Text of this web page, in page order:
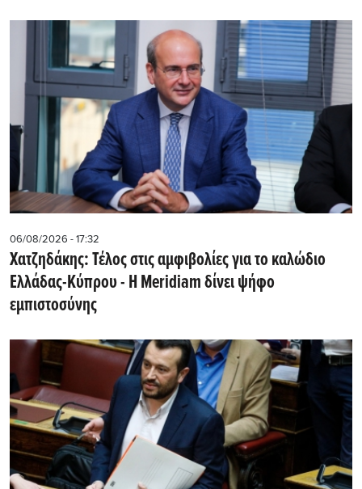
06/08/2026 - 17:32
Χατζηδάκης: Τέλος στις αμφιβολίες για το καλώδιο
Ελλάδας-Κύπρου - Η Meridiam δίνει ψήφο
εμπιστοσύνης